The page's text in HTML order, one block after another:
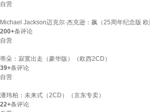
自营
Michael Jackson迈克尔·杰克逊：飙（25周年纪念版 欧
200+条评论
自营
蒂朵：寂寞出走（豪华版）（欧西2CD）
39+条评论
自营
潘玮柏：未来式（2CD）（京东专卖）
22+条评论